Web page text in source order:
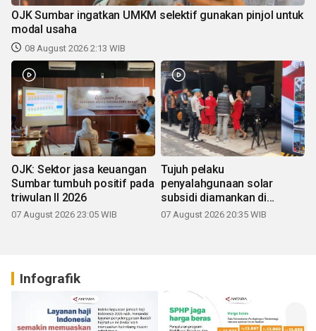
OJK Sumbar ingatkan UMKM selektif gunakan pinjol untuk
modal usaha
08 August 2026 2:13 WIB
OJK: Sektor jasa keuangan
Sumbar tumbuh positif pada
triwulan II 2026
07 August 2026 23:05 WIB
Tujuh pelaku
penyalahgunaan solar
subsidi diamankan di
Sumbar
07 August 2026 20:35 WIB
Infografik